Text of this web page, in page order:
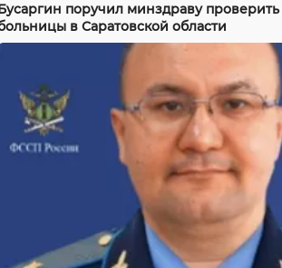
поручил минздраву
в Саратовской области